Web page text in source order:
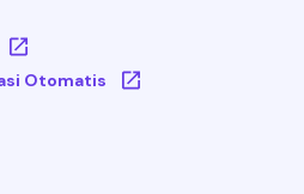
Otomatis